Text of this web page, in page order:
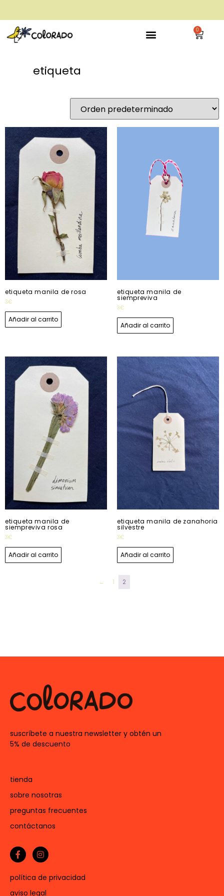
envío gratis a partir de 28€ 0
etiqueta
etiqueta manila de rosa
3€
Añadir al carrito
etiqueta manila de
siempreviva
3€
Añadir al carrito
etiqueta manila de
siempreviva rosa
3€
Añadir al carrito
etiqueta manila de zanahoria
silvestre
3€
Añadir al carrito
← 1 2
suscríbete a nuestra newsletter y obtén un
5% de descuento
tienda
sobre nosotras
preguntas frecuentes
contáctanos
política de privacidad
aviso legal